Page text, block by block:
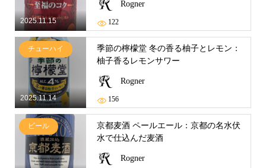
2025.11.15
Rogner
122
2025.11.14
チューハイ
季節の檸檬堂 冬の香る柚子とレモン：
柚子香るレモンサワー
Rogner
156
ビール
京都麦酒 ペールエール：京都の名水伏
水で仕込んだ麦酒
Rogner